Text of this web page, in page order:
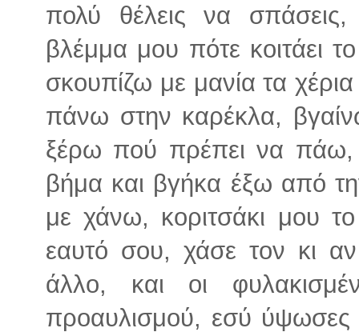
πολύ θέλεις να
βλέμμα μου πότε κοιτάει
σκουπίζω με μανία τα
πάνω στην καρέκλα,
ξέρω πού πρέπει να πάω,
βήμα και βγήκα έξω από
με χάνω, κοριτσάκι μου
εαυτό σου, χάσε τον κι
άλλο, και οι
προαυλισμού, εσύ ύψωσες